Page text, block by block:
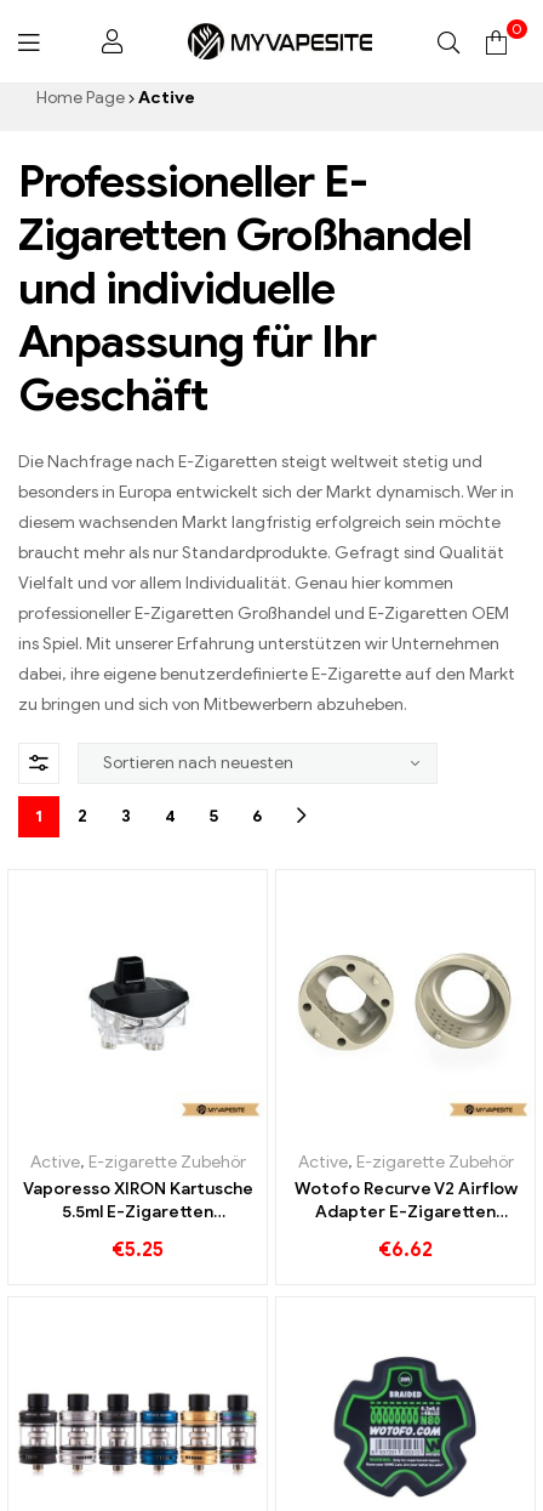
Myvapesite.de
0
Home Page Active
Professioneller E-
Zigaretten Großhandel
und individuelle
Anpassung für Ihr
Geschäft
Die Nachfrage nach E-Zigaretten steigt weltweit stetig und
besonders in Europa entwickelt sich der Markt dynamisch. Wer in
diesem wachsenden Markt langfristig erfolgreich sein möchte
braucht mehr als nur Standardprodukte. Gefragt sind Qualität
Vielfalt und vor allem Individualität. Genau hier kommen
professioneller E-Zigaretten Großhandel und E-Zigaretten OEM
ins Spiel. Mit unserer Erfahrung unterstützen wir Unternehmen
dabei, ihre eigene benutzerdefinierte E-Zigarette auf den Markt
zu bringen und sich von Mitbewerbern abzuheben.
1 2 3 4 5 6
Active, E-zigarette Zubehör
Vaporesso XIRON Kartusche
5.5ml E-Zigaretten
€5.25
Active, E-zigarette Zubehör
Wotofo Recurve V2 Airflow
Adapter E-Zigaretten
€6.62